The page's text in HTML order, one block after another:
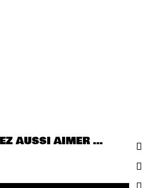
AUSSI AIMER …